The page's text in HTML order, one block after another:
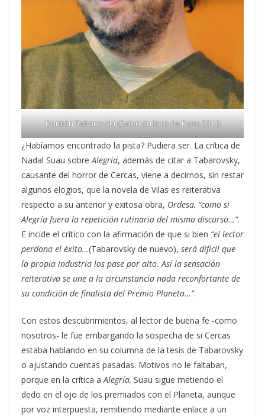
Damián Tabarovski (Salon du livre de Paris 2011)
¿Habíamos encontrado la pista? Pudiera ser. La crítica de
Nadal Suau sobreAlegría, además de citar a Tabarovsky,
causante del horror de Cercas, viene a decirnos, sin restar
algunos elogios, que la novela de Vilas es reiterativa
respecto a su anterior y exitosa obra, Ordesa, “como si
Alegría fuera la repetición rutinaria del mismo discurso…”.
E incide el crítico con la afirmación de que si bien “el lector
perdona el éxito…(Tabarovsky de nuevo), será difícil que
la propia industria los pase por alto. Así la sensación
reiterativa se une a la circunstancia nada reconfortante de
su condición de finalista del Premio Planeta…”.
Con estos descubrimientos, al lector de buena fe -como
nosotros- le fue embargando la sospecha de si Cercas
estaba hablando en su columna de la tesis de Tabarovsky
o ajustando cuentas pasadas. Motivos no le faltaban,
porque en la crítica aAlegría, Suau sigue metiendo el
dedo en el ojo de los premiados con el Planeta, aunque
por voz interpuesta, remitiendo mediante enlace a un